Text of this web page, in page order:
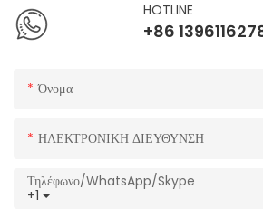
HOTLINE
+86
Όνομα
ΗΛΕΚΤΡΟΝΙΚΗ ΔΙΕΥΘΥΝΣΗ
+1
Τηλέφωνο/WhatsApp/Skype